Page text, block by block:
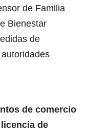
de Familia
Bienestar
de
de comercio
de